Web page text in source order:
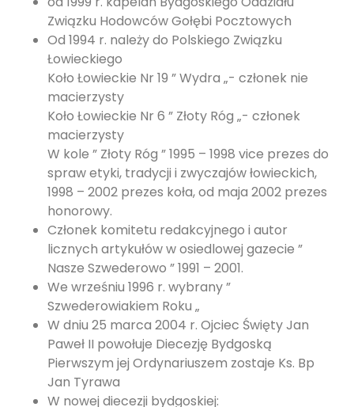
Związku Hodowców Gołębi Pocztowych
Od 1994 r. należy do Polskiego Związku
Łowieckiego
Koło Łowieckie Nr 19 ” Wydra „- członek nie
macierzysty
Koło Łowieckie Nr 6 ” Złoty Róg „- członek
macierzysty
W kole ” Złoty Róg ” 1995 – 1998 vice prezes do
spraw etyki, tradycji i zwyczajów łowieckich,
1998 – 2002 prezes koła, od maja 2002 prezes
honorowy.
Członek komitetu redakcyjnego i autor
licznych artykułów w osiedlowej gazecie ”
Nasze Szwederowo ” 1991 – 2001.
We wrześniu 1996 r. wybrany ”
Szwederowiakiem Roku „
W dniu 25 marca 2004 r. Ojciec Święty Jan
Paweł II powołuje Diecezję Bydgoską
Pierwszym jej Ordynariuszem zostaje Ks. Bp
Jan Tyrawa
W nowej diecezji bydgoskiej: